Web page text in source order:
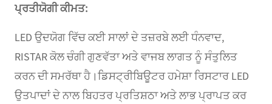
ਪ੍ਰਤੀਯੋਗੀ ਕੀਮਤ:
LED ਉਦਯੋਗ ਵਿੱਚ ਕਈ ਸਾਲਾਂ ਦੇ ਤਜ਼ਰਬੇ ਲਈ ਧੰਨਵਾਦ,
RISTAR ਕੋਲ ਚੰਗੀ ਗੁਣਵੱਤਾ ਅਤੇ ਵਾਜਬ ਲਾਗਤ ਨੂੰ ਸੰਤੁਲਿਤ
ਕਰਨ ਦੀ ਸਮਰੱਥਾ ਹੈ।ਡਿਸਟ੍ਰੀਬਿਊਟਰ ਹਮੇਸ਼ਾ ਰਿਸਟਾਰ LED
ਉਤਪਾਦਾਂ ਦੇ ਨਾਲ ਬਿਹਤਰ ਪ੍ਰਤਿਸ਼ਠਾ ਅਤੇ ਲਾਭ ਪ੍ਰਾਪਤ ਕਰ